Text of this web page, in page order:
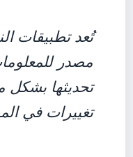
تُعد تطبيقات
مصدر
تحديثها
تغييرات في